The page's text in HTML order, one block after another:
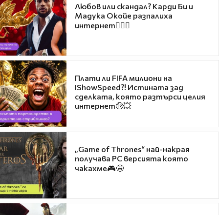
Любов или скандал? Карди Би и
Мадука Окойе разпалиха
интернет❤️‍🔥🔥
Плати ли FIFA милиони на
IShowSpeed?! Истината зад
сделката, която разтърси целия
интернет🤑💥
„Game of Thrones“ най-накрая
получава PC версията която
чакахме🎮🤩